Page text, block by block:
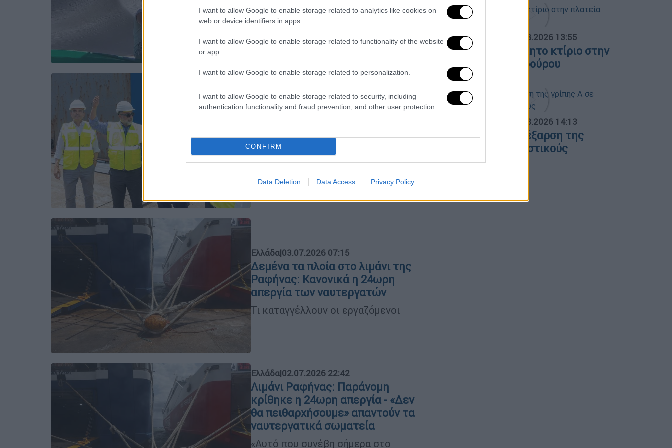
I want to allow Google to enable storage related to analytics like cookies on
web or device identifiers in apps.
I want to allow Google to enable storage related to functionality of the website
or app.
I want to allow Google to enable storage related to personalization.
I want to allow Google to enable storage related to security, including
authentication functionality and fraud prevention, and other user protection.
CONFIRM
Data Deletion Data Access Privacy Policy
Με σύνθημα «Όχι στο ξέπλυμα της
γενοκτονίας μέσω του τουρισμού»
ΟΛΘ Α.Ε.: Το έργο επέκτασης του
Προβλήτα 6 επισκέφθηκε ο Β.
Στον υπουργό παρουσιάστηκε,
παράλληλα, η συνολική αναπτυξιακή
στρατηγική της ΟΛΘ Α.Ε. και το
ευρύτερο επενδυτικό πρόγραμμα του
λιμένα Θεσσαλονίκης
Ελλάδα|03.07.2026 07:15
Δεμένα τα πλοία στο λιμάνι της
Ραφήνας: Κανονικά η 24ωρη
απεργία των ναυτεργατών
Τι καταγγέλλουν οι εργαζόμενοι
Ελλάδα|02.07.2026 22:42
Λιμάνι Ραφήνας: Παράνομη
κρίθηκε η 24ωρη απεργία - «Δεν
θα πειθαρχήσουμε» απαντούν τα
ναυτεργατικά σωματεία
«Αυτό που συνέβη σήμερα στο
ΑΠΟΣΠΑΣΜΑΤΑ... 08.08.2026 13:55
Φωτιά σε ακατοίκητο κτίριο στην
πλατεία Κουμουνδούρου
07.08.2026 14:13
Ανησυχία για την έξαρση της
γρίπης Α σε τουριστικούς
προορισμούς